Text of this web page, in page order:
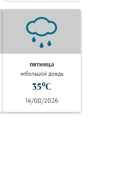
пятница
небольшой дождь
35°C
14/08/2026